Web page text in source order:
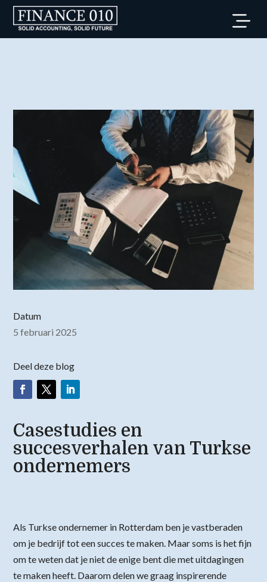
Casestudies en
succesverhalen van Turkse
ondernemers
Als Turkse ondernemer in Rotterdam ben je vastberaden
om je bedrijf tot een succes te maken. Maar soms is het fijn
om te weten dat je niet de enige bent die met uitdagingen
te maken heeft. Daarom delen we graag inspirerende
Datum
5 februari 2025
Deel deze blog